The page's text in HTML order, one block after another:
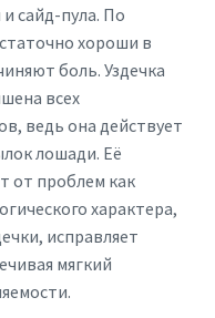
сайд-пула. По
хороши в
боль. Уздечка
всех
ведь она действует
лошади. Её
от проблем как
характера,
исправляет
мягкий